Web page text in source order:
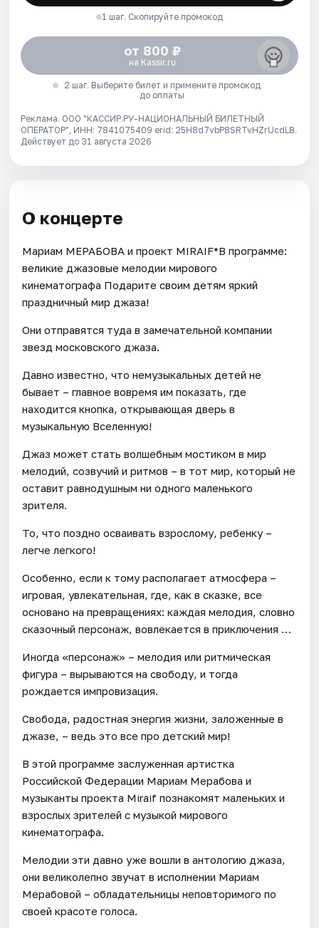
1 шаг. Скопируйте промокод
от 800 ₽
на Kassir.ru
2 шаг. Выберите билет и примените промокод
до оплаты
Реклама. ООО "КАССИР.РУ-НАЦИОНАЛЬНЫЙ БИЛЕТНЫЙ
ОПЕРАТОР", ИНН: 7841075409 erid: 25H8d7vbP8SRTvHZrUcdLB.
Действует до 31 августа 2026
О концерте
Мариам МЕРАБОВА и проект MIRAIF*В программе:
великие джазовые мелодии мирового
кинематографа Подарите своим детям яркий
праздничный мир джаза!
Они отправятся туда в замечательной компании
звезд московского джаза.
Давно известно, что немузыкальных детей не
бывает – главное вовремя им показать, где
находится кнопка, открывающая дверь в
музыкальную Вселенную!
Джаз может стать волшебным мостиком в мир
мелодий, созвучий и ритмов – в тот мир, который не
оставит равнодушным ни одного маленького
зрителя.
То, что поздно осваивать взрослому, ребенку –
легче легкого!
Особенно, если к тому располагает атмосфера –
игровая, увлекательная, где, как в сказке, все
основано на превращениях: каждая мелодия, словно
сказочный персонаж, вовлекается в приключения …
Иногда «персонаж» – мелодия или ритмическая
фигура – вырываются на свободу, и тогда
рождается импровизация.
Свобода, радостная энергия жизни, заложенные в
джазе, – ведь это все про детский мир!
В этой программе заслуженная артистка
Российской Федерации Мариам Мерабова и
музыканты проекта Miraif познакомят маленьких и
взрослых зрителей с музыкой мирового
кинематографа.
Мелодии эти давно уже вошли в антологию джаза,
они великолепно звучат в исполнении Мариам
Мерабовой – обладательницы неповторимого по
своей красоте голоса.